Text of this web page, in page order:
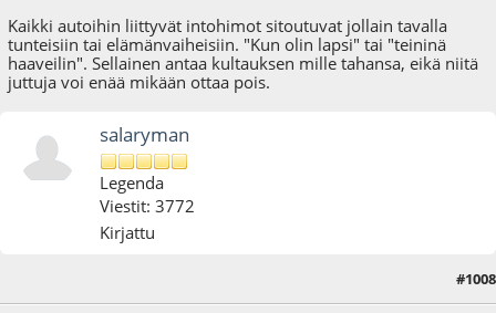
Kaikki autoihin liittyvät intohimot sitoutuvat jollain tavalla
tunteisiin tai elämänvaiheisiin. "Kun olin lapsi" tai "teininä
haaveilin". Sellainen antaa kultauksen mille tahansa, eikä niitä
juttuja voi enää mikään ottaa pois.
salaryman
Legenda
Viestit: 3772
Kirjattu
#1008